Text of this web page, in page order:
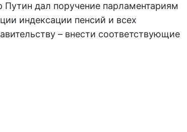
дал поручение парламентариям
индексации пенсий и всех
– внести соответствующие